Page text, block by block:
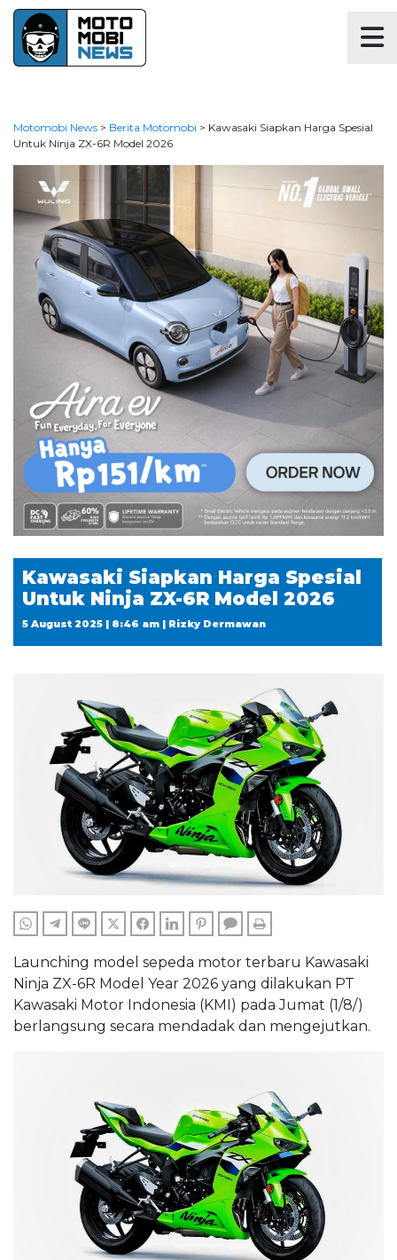
Motomobi News > Berita Motomobi > Kawasaki Siapkan Harga Spesial
Untuk Ninja ZX-6R Model 2026
Kawasaki Siapkan Harga Spesial
Untuk Ninja ZX-6R Model 2026
5 August 2025 | 8:46 am | Rizky Dermawan
WHATSAPPTELEGRAM
LINE TWITTERFACEBOOKLINKEDINPINTERESTCOMMENTS
Launching model sepeda motor terbaru Kawasaki
Ninja ZX-6R Model Year 2026 yang dilakukan PT
Kawasaki Motor Indonesia (KMI) pada Jumat (1/8/)
berlangsung secara mendadak dan mengejutkan.